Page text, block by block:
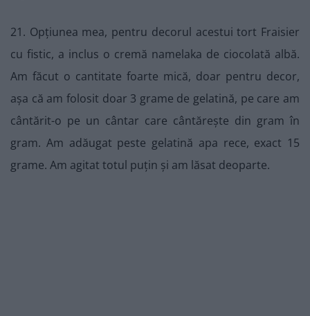
21. Opțiunea mea, pentru decorul acestui tort Fraisier
cu fistic, a inclus o cremă namelaka de ciocolată albă.
Am făcut o cantitate foarte mică, doar pentru decor,
așa că am folosit doar 3 grame de gelatină, pe care am
cântărit-o pe un cântar care cântărește din gram în
gram. Am adăugat peste gelatină apa rece, exact 15
grame. Am agitat totul puțin și am lăsat deoparte.